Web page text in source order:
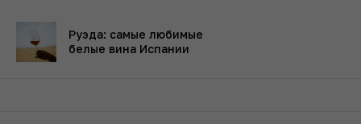
Руэда: самые любимые
белые вина Испании